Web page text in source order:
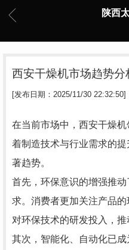
陕西
西安干燥机市场趋势分
[发布日期：2025/11/30 22:32:50]
在当前市场中，西安干燥
着制造技术与行业需求的
著趋势。
首先，环保意识的增强推
求。消费者更加关注产品
对环保技术的研发投入，推
其次，智能化、自动化已